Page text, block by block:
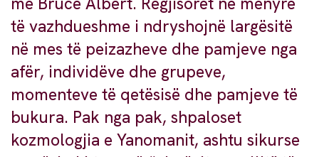
të vazhdueshme i ndryshojnë largësitë
në mes të peizazheve dhe pamjeve nga
afër, individëve dhe grupeve,
momenteve të qetësisë dhe pamjeve të
bukura. Pak nga pak, shpaloset
kozmologjia e Yanomanit, ashtu sikurse